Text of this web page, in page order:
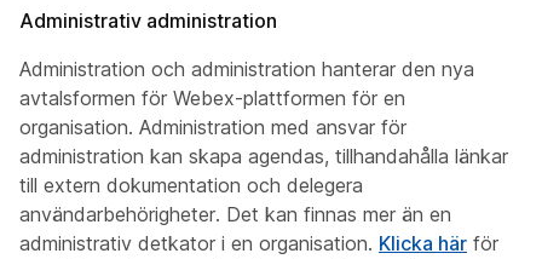
Administrativ administration
Administration och administration hanterar den nya
avtalsformen för Webex-plattformen för en
organisation. Administration med ansvar för
administration kan skapa agendas, tillhandahålla länkar
till extern dokumentation och delegera
användarbehörigheter. Det kan finnas mer än en
administrativ detkator i en organisation. Klicka här för